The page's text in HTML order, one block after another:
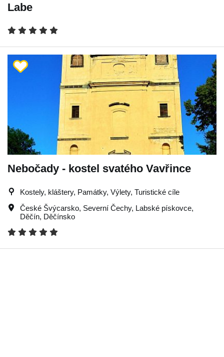
Labe
Nebočady - kostel svatého Vavřince
Kostely, kláštery, Památky, Výlety, Turistické cíle
České Švýcarsko, Severní Čechy, Labské pískovce,
Děčín, Děčínsko